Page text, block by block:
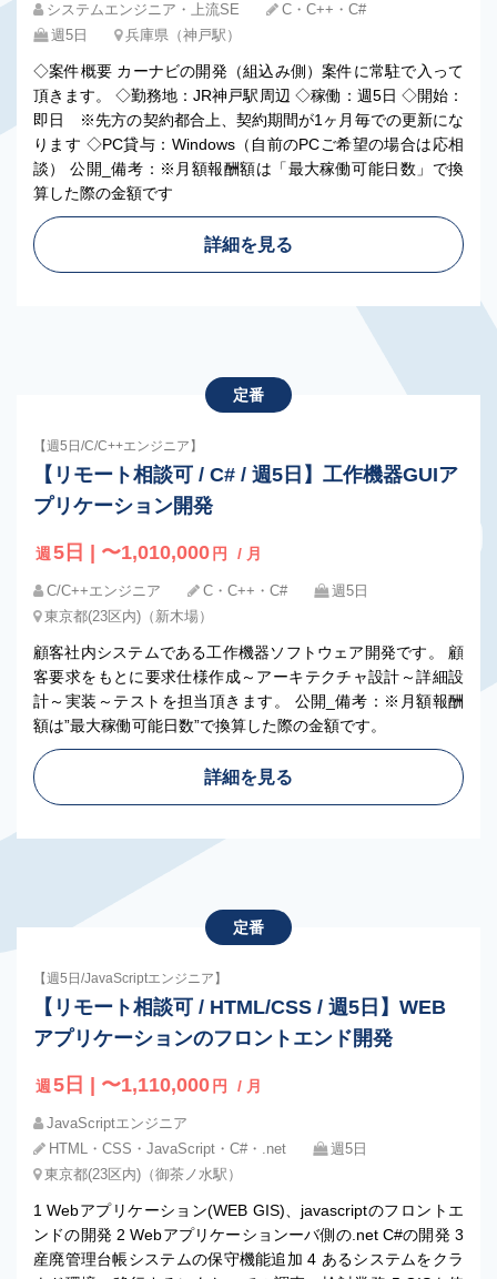
システムエンジニア・上流SE
C・C++・C#
週5日
兵庫県（神戸駅）
◇案件概要 カーナビの開発（組込み側）案件に常駐で入って
頂きます。 ◇勤務地：JR神戸駅周辺 ◇稼働：週5日 ◇開始：
即日 ※先方の契約都合上、契約期間が1ヶ月毎での更新にな
ります ◇PC貸与：Windows（自前のPCご希望の場合は応相
談） 公開_備考：※月額報酬額は「最大稼働可能日数」で換
算した際の金額です
詳細を見る
定番
【週5日/C/C++エンジニア】
【リモート相談可 / C# / 週5日】工作機器GUIア
プリケーション開発
週 5日 | 〜1,010,000 円 / 月
C/C++エンジニア C・C++・C#
週5日
東京都(23区内)（新木場）
顧客社内システムである工作機器ソフトウェア開発です。 顧
客要求をもとに要求仕様作成～アーキテクチャ設計～詳細設
計～実装～テストを担当頂きます。 公開_備考：※月額報酬
額は”最大稼働可能日数”で換算した際の金額です。
詳細を見る
定番
【週5日/JavaScriptエンジニア】
【リモート相談可 / HTML/CSS / 週5日】WEB
アプリケーションのフロントエンド開発
週 5日 | 〜1,110,000 円 / 月
JavaScriptエンジニア
HTML・CSS・JavaScript・C#・.net
週5日
東京都(23区内)（御茶ノ水駅）
1 Webアプリケーション(WEB GIS)、javascriptのフロントエ
ンドの開発 2 Webアプリケーションーバ側の.net C#の開発 3
産廃管理台帳システムの保守機能追加 4 あるシステムをクラ